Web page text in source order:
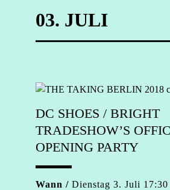
03. JULI
DC SHOES / BRIGHT
TRADESHOW’S
OPENING PARTY
Wann / Dienstag 3. Juli 17:30